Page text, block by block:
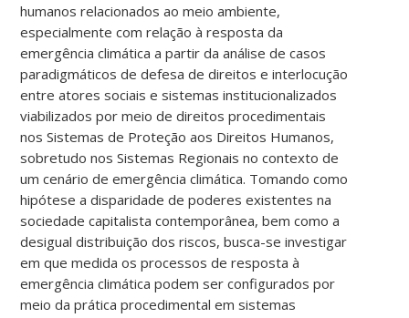
humanos relacionados ao meio ambiente,
especialmente com relação à resposta da
emergência climática a partir da análise de casos
paradigmáticos de defesa de direitos e interlocução
entre atores sociais e sistemas institucionalizados
viabilizados por meio de direitos procedimentais
nos Sistemas de Proteção aos Direitos Humanos,
sobretudo nos Sistemas Regionais no contexto de
um cenário de emergência climática. Tomando como
hipótese a disparidade de poderes existentes na
sociedade capitalista contemporânea, bem como a
desigual distribuição dos riscos, busca-se investigar
em que medida os processos de resposta à
emergência climática podem ser configurados por
meio da prática procedimental em sistemas